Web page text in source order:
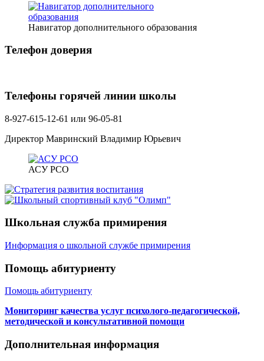
Навигатор дополнительного образования
Телефон доверия
Телефоны горячей линии школы
8-927-615-12-61 или 96-05-81
Директор Мавринский Владимир Юрьевич
АСУ РСО
Школьная служба примирения
Информация о школьной службе примирения
Помощь абитуриенту
Помощь абитуриенту
Мониторинг качества услуг психолого-педагогической,
методической и консультативной помощи
Дополнительная информация